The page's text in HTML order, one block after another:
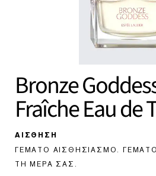
Bronze
FraîcheEau de
ΑΙΣΘΗΣΗ
ΓΕΜΆΤΟ ΑΙΣΘΗΣΙΑΣΜΌ.
ΤΗ ΜΈΡΑ ΣΑΣ.